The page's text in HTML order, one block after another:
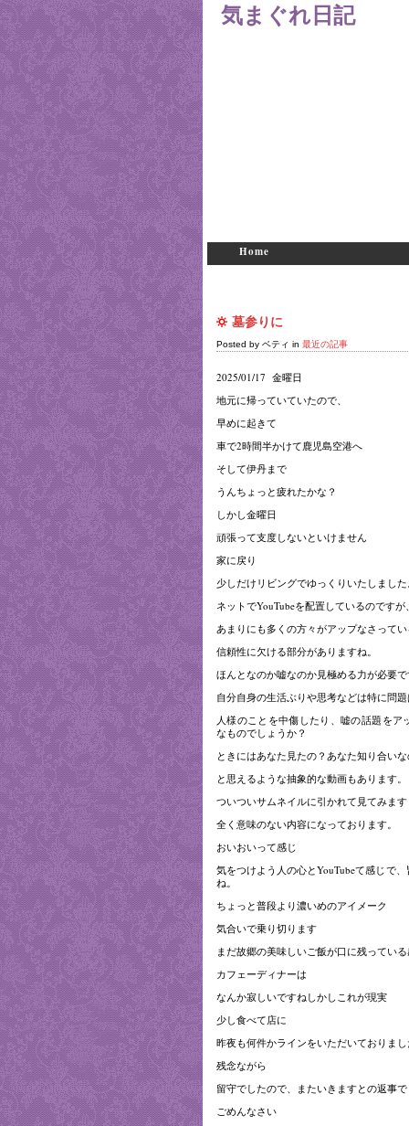
気まぐれ日記
Home
墓参りに
Posted by ベティ in 最近の記事
2025/01/17 金曜日
地元に帰っていていたので、
早めに起きて
車で2時間半かけて鹿児島空港へ
そして伊丹まで
うんちょっと疲れたかな？
しかし金曜日
頑張って支度しないといけません
家に戻り
少しだけリビングでゆっくりいたしまし
ネットでYouTubeを配置しているのですが
あまりにも多くの方々がアップなさって
信頼性に欠ける部分がありますね。
ほんとなのか嘘なのか見極める力が必要
自分自身の生活ぶりや思考などは特に問
人様のことを中傷したり、嘘の話題をア
なものでしょうか？
ときにはあなた見たの？あなた知り合い
と思えるような抽象的な動画もあります。
ついついサムネイルに引かれて見てみま
全く意味のない内容になっております。
おいおいって感じ
気をつけよう人の心とYouTubeて感じで
ね。
ちょっと普段より濃いめのアイメーク
気合いで乗り切ります
まだ故郷の美味しいご飯が口に残ってい
カフェーディナーは
なんか寂しいですねしかしこれが現実
少し食べて店に
昨夜も何件かラインをいただいておりま
残念ながら
留守でしたので、またいきますとの返事
ごめんなさい